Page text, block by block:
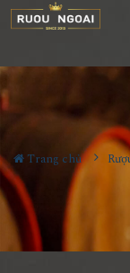
Trang chủ